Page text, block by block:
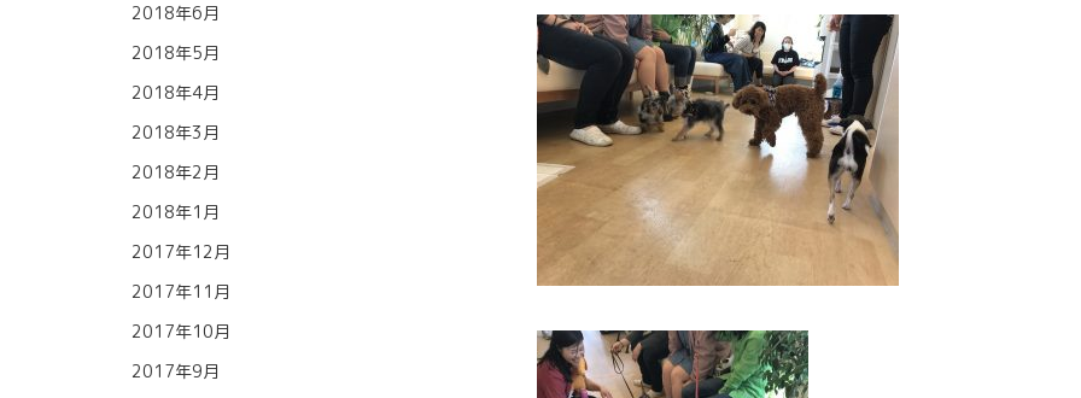
2018年6月
2018年5月
2018年4月
2018年3月
2018年2月
2018年1月
2017年12月
2017年11月
2017年10月
2017年9月